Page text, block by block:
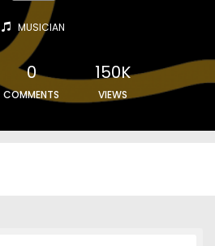
MUSICIAN
0
COMMENTS
150K
VIEWS